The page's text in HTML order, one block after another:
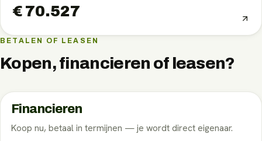
€ 70.527
BETALEN OF LEASEN
Kopen, financieren of leasen?
Financieren
Koop nu, betaal in termijnen — je wordt direct eigenaar.